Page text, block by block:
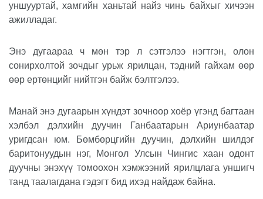
уншууртай, хамгийн ханьтай найз чинь байхыг хичээн
ажилладаг.
Энэ дугаараа ч мөн тэр л сэтгэлээ нэгтгэн, олон
сонирхолтой зочдыг урьж ярилцан, тэдний гайхам өөр
өөр ертөнцийг нийтгэн байж бэлтгэлээ.
Манай энэ дугаарын хүндэт зочноор хоёр үгэнд багтаан
хэлбэл дэлхийн дуучин Ганбаатарын Ариунбаатар
уригдсан юм. Бөмбөрцгийн дуучин, дэлхийн шилдэг
баритонуудын нэг, Монгол Улсын Чингис хаан одонт
дуучны энэхүү томоохон хэмжээний ярилцлага уншигч
танд таалагдана гэдэгт бид ихэд найдаж байна.